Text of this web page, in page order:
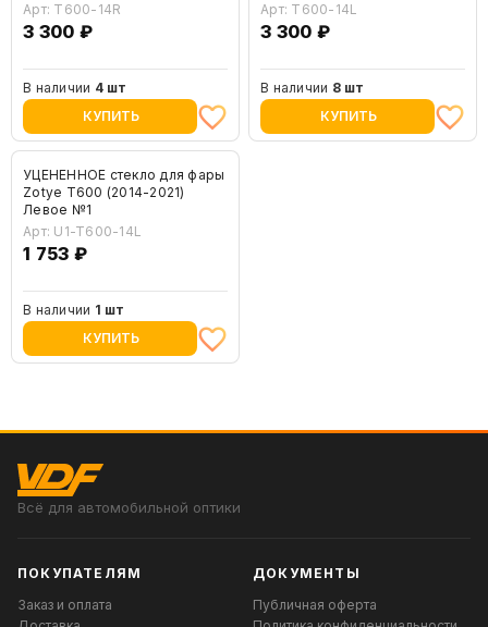
Арт: T600-14R
3 300 ₽
В наличии 4 шт
КУПИТЬ
Арт: T600-14L
3 300 ₽
В наличии 8 шт
КУПИТЬ
УЦЕНЕННОЕ стекло для фары
Zotye T600 (2014-2021)
Левое №1
Арт: U1-T600-14L
1 753 ₽
В наличии 1 шт
КУПИТЬ
Всё для автомобильной оптики
ПОКУПАТЕЛЯМ
Заказ и оплата
ДОКУМЕНТЫ
Публичная оферта